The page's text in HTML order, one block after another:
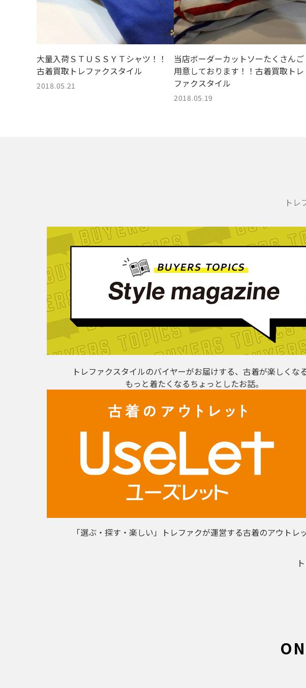
大量入荷ＳＴＵＳＳＹＴシャツ！！
古着買取トレファクスタイル
2018.05.21
当店ボーダーカットソーたくさんご
用意しております！！古着買取トレ
ファクスタイル
2018.05.19
トレ
トレファクスタイルのバイヤーがお届けする、古着が楽しくなる
もっと着たくなるちょっとしたお話。
「選ぶ・探す・楽しい」トレファクが運営する古着のアウトレ